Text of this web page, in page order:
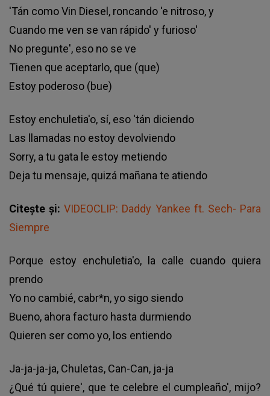
'Tán como Vin Diesel, roncando 'e nitroso, y
Cuando me ven se van rápido' y furioso'
No pregunte', eso no se ve
Tienen que aceptarlo, que (que)
Estoy poderoso (bue)
Estoy enchuletia'o, sí, eso 'tán diciendo
Las llamadas no estoy devolviendo
Sorry, a tu gata le estoy metiendo
Deja tu mensaje, quizá mañana te atiendo
Citește și:VIDEOCLIP: Daddy Yankee ft. Sech- Para
Siempre
Porque estoy enchuletia'o, la calle cuando quiera
prendo
Yo no cambié, cabr*n, yo sigo siendo
Bueno, ahora facturo hasta durmiendo
Quieren ser como yo, los entiendo
Ja-ja-ja-ja, Chuletas, Can-Can, ja-ja
¿Qué tú quiere', que te celebre el cumpleaño', mijo?